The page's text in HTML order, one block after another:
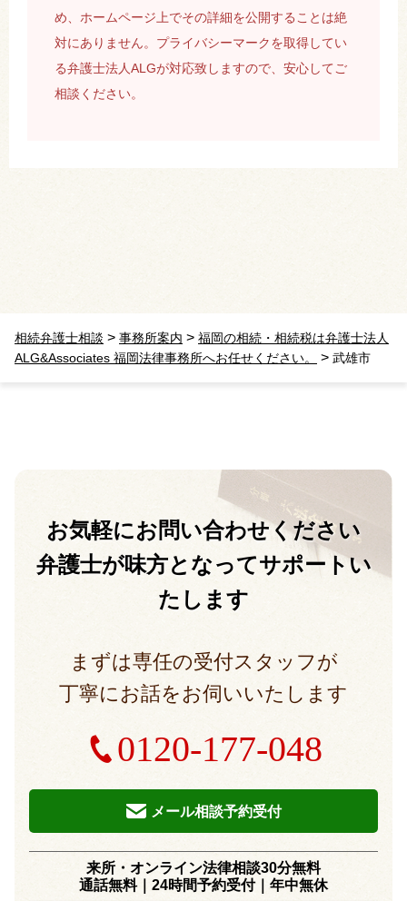
め、ホームページ上でその詳細を公開することは絶
対にありません。プライバシーマークを取得してい
る弁護士法人ALGが対応致しますので、安心してご
相談ください。
相続弁護士相談 > 事務所案内 > 福岡の相続・相続税は弁護士法人
ALG&Associates 福岡法律事務所へお任せください。
> 武雄市
お気軽にお問い合わせください
弁護士が味方となってサポートい
たします
まずは専任の受付スタッフが
丁寧にお話をお伺いいたします
0120-177-048
メール相談予約受付
来所・オンライン法律相談30分無料
通話無料｜24時間予約受付｜年中無休